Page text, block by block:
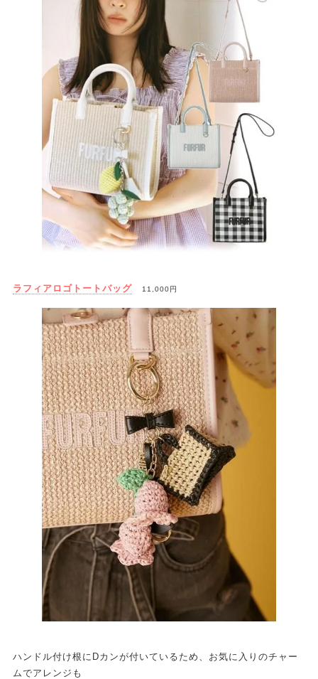
ラフィアロゴトートバッグ 11,000円
ハンドル付け根にDカンが付いているため、お気に入りのチャー
ムでアレンジも